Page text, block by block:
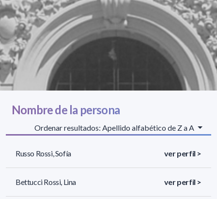
Nombre de la persona
Ordenar resultados: Apellido alfabético de Z a A
Russo Rossi, Sofía ver perfil >
Bettucci Rossi, Lina ver perfil >